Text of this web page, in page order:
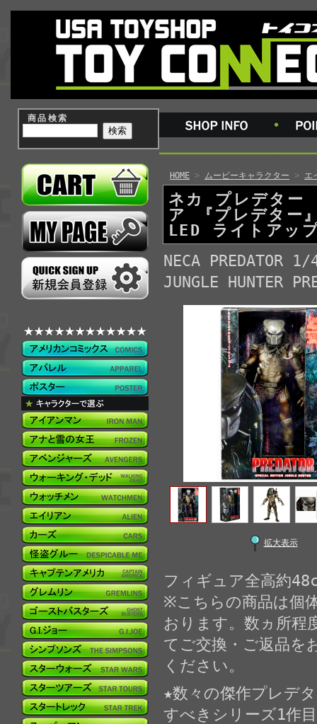
商品検索
HOME > ムービーキャラクター > エ
ネカ プレデター
ア 『プレデター
LED ライトアッ
NECA
JUNGLE HUNTER
拡大表示
フィギュア全高約
※こちらの商品は個
おります。数ヵ所程
てご交換・ご返品を
ください。
★数々の傑作プレデ
すべきシリーズ1作